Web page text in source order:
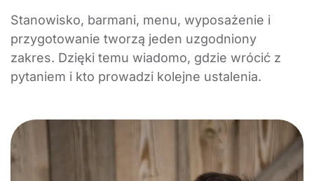
Stanowisko, barmani, menu, wyposażenie i
przygotowanie tworzą jeden uzgodniony
zakres. Dzięki temu wiadomo, gdzie wrócić z
pytaniem i kto prowadzi kolejne ustalenia.